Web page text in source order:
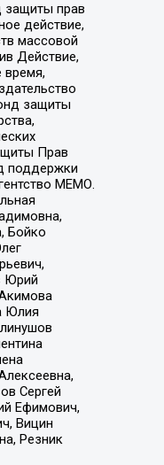
защиты прав
действие,
массовой
Действие,
защиты
Прав
поддержки
МЕМО.
Бойко
Юрий
Юлия
Сергей
Ефимович,
Вицин
Резник